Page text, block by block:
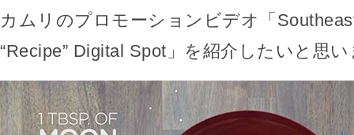
カムリのプロモーションビデオ「
“Recipe” Digital Spot」を紹介したいと思